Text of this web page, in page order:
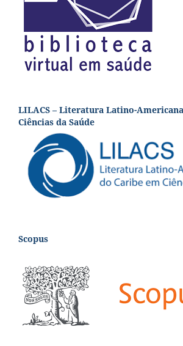
LILACS – Literatura Latino-
Ciências da Saúde
Scopus